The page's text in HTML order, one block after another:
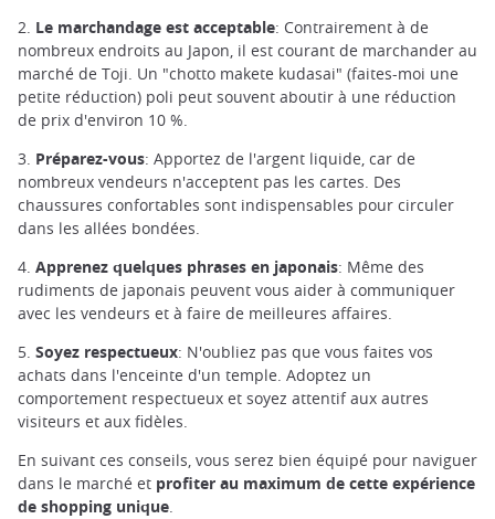
2. Le marchandage est acceptable: Contrairement à de
nombreux endroits au Japon, il est courant de marchander au
marché de Toji. Un "chotto makete kudasai" (faites-moi une
petite réduction) poli peut souvent aboutir à une réduction
de prix d'environ 10 %.
3. Préparez-vous: Apportez de l'argent liquide, car de
nombreux vendeurs n'acceptent pas les cartes. Des
chaussures confortables sont indispensables pour circuler
dans les allées bondées.
4. Apprenez quelques phrases en japonais: Même des
rudiments de japonais peuvent vous aider à communiquer
avec les vendeurs et à faire de meilleures affaires.
5. Soyez respectueux: N'oubliez pas que vous faites vos
achats dans l'enceinte d'un temple. Adoptez un
comportement respectueux et soyez attentif aux autres
visiteurs et aux fidèles.
En suivant ces conseils, vous serez bien équipé pour naviguer
dans le marché et profiter au maximum de cette expérience
de shopping unique.